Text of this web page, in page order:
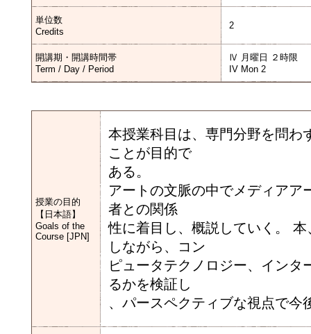
単位数
Credits
2
開講期・開講時間帯
Term / Day / Period
Ⅳ 月曜日 ２時限
IV Mon 2
授業の目的
【日本語】
Goals of the
Course [JPN]
本授業科目は、専門分野を問わ
ことが目的で
ある。
アートの文脈の中でメディアア
者との関係
性に着目し、概説していく。
しながら、コン
ピュータテクノロジー、イン
るかを検証し
、パースペクティブな視点で今